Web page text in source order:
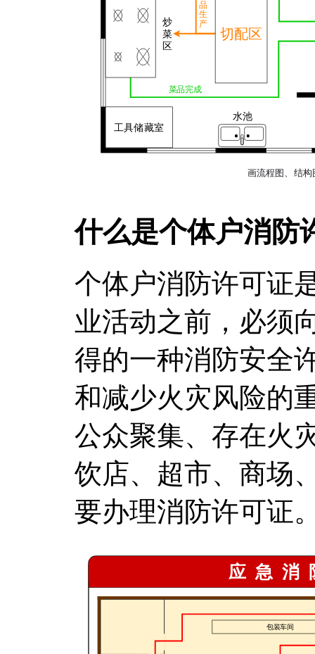
什么是个体户消防
个体户消防许可证
业活动之前，必须
得的一种消防安全
和减少火灾风险的
公众聚集、存在火
饮店、超市、商场
要办理消防许可证